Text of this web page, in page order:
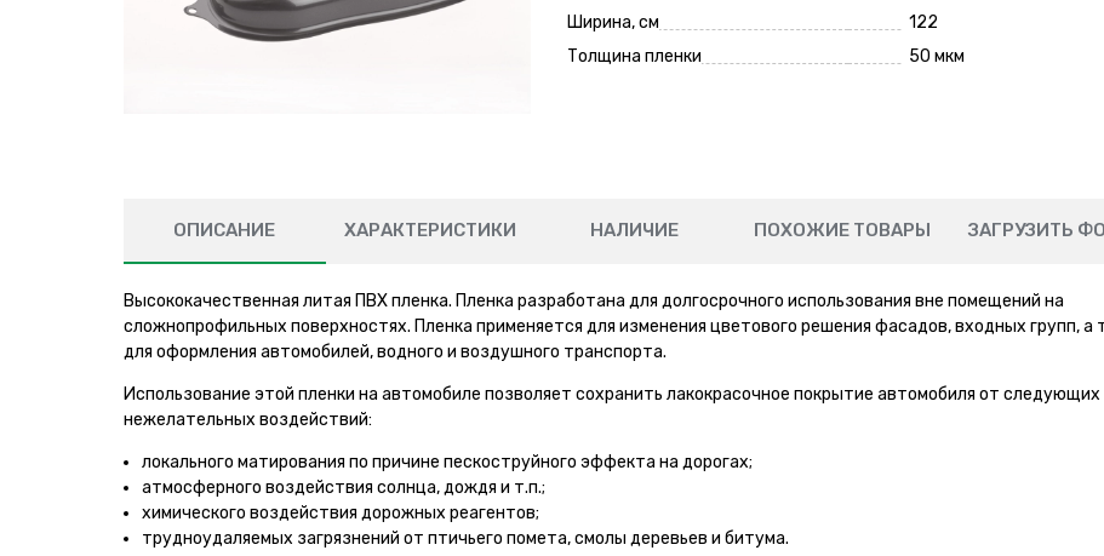
Ширина, см
122
Толщина пленки
50 мкм
ОПИСАНИЕ ХАРАКТЕРИСТИКИ НАЛИЧИЕ ПОХОЖИЕ ТОВАРЫ ЗАГРУЗИТЬ
Высококачественная литая ПВХ пленка. Пленка разработана для долгосрочного использования вне помещений на
сложнопрофильных поверхностях. Пленка применяется для изменения цветового решения фасадов, входных групп, а
для оформления автомобилей, водного и воздушного транспорта.
Использование этой пленки на автомобиле позволяет сохранить лакокрасочное покрытие автомобиля от следующих
нежелательных воздействий:
локального матирования по причине пескоструйного эффекта на дорогах;
атмосферного воздействия солнца, дождя и т.п.;
химического воздействия дорожных реагентов;
трудноудаляемых загрязнений от птичьего помета, смолы деревьев и битума.